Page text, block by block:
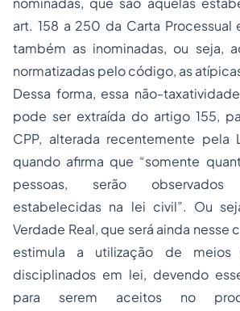
art. 158 a 250 da Carta Processual
também as inominadas, ou seja,
normatizadas pelo código, as
Dessa forma, essa não-
pode ser extraída do artigo 155,
CPP, alterada recentemente pela
quando afirma que “somente
pessoas, serão
estabelecidas na lei civil”. Ou
Verdade Real, que será ainda nesse
estimula a utilização de meios
disciplinados em lei, devendo
para serem aceitos no